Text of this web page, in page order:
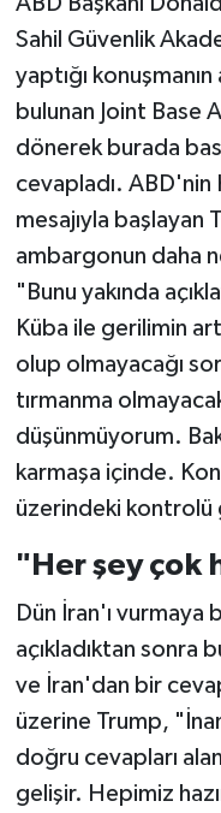
Sahil Güvenlik
yaptığı
bulunan Joint Base
dönerek burada
cevapladı.
mesajıyla başlayan
ambargonun daha
"Bunu yakında
Küba ile gerilimin
olup olmayacağı
tırmanma
düşünmüyorum.
karmaşa içinde.
üzerindeki
"Her şey çok
Dün İran'ı vurmaya
açıkladıktan sonra
ve İran'dan bir
üzerine Trump,
doğru cevapları
gelişir. Hepimiz